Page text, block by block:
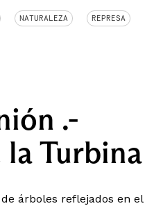
NATURALEZA REPRESA
.-
la Turbina
árboles reflejados en el